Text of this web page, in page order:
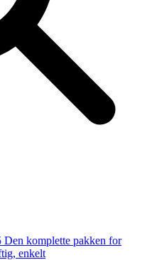
Den komplette pakken for
enkelt